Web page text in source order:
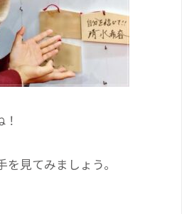
見てみましょう。